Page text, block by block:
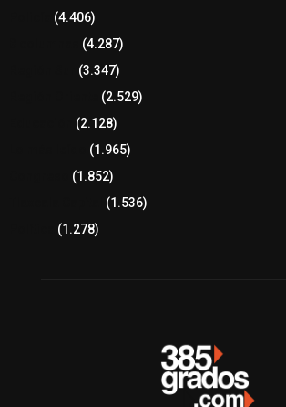
(4.406)
(4.287)
(3.347)
(2.529)
(2.128)
(1.965)
(1.852)
(1.536)
(1.278)